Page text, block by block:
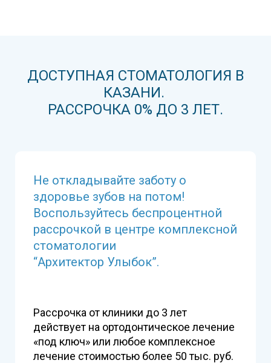
ДОСТУПНАЯ СТОМАТОЛОГИЯ В
КАЗАНИ.
РАССРОЧКА 0% ДО 3 ЛЕТ.
Не откладывайте заботу о
здоровье зубов на потом!
Воспользуйтесь беспроцентной
рассрочкой в центре комплексной
стоматологии
“Архитектор Улыбок”.
Рассрочка от клиники до 3 лет
действует на ортодонтическое лечение
«под ключ» или любое комплексное
лечение стоимостью более 50 тыс. руб.